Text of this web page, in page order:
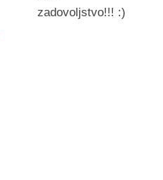
zadovoljstvo!!! :)